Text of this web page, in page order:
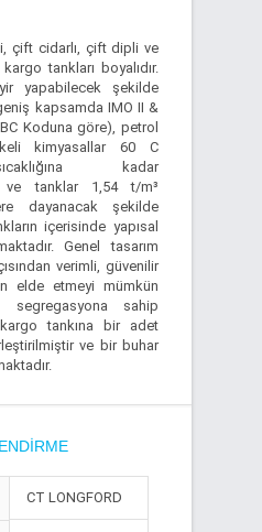
çift cidarlı, çift dipli ve
tankları boyalıdır.
yapabilecek şekilde
kapsamda IMO II &
Koduna göre), petrol
kimyasallar 60 C
kadar
ve tanklar 1,54 t/m³
dayanacak şekilde
içerisinde yapısal
Genel tasarım
verimli, güvenilir
elde etmeyi mümkün
segregasyona sahip
tankına bir adet
ve bir buhar
CT LONGFORD